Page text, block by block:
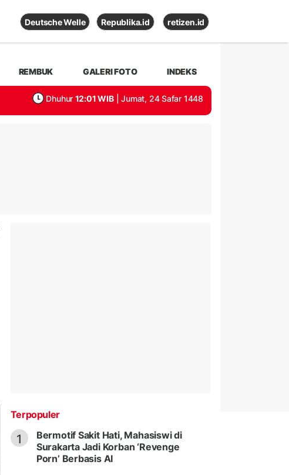
Deutsche Welle Republika.id retizen.id
REMBUK GALERI FOTO INDEKS
Dhuhur 12:01 WIB | Jumat, 24 Safar 1448
Terpopuler
1
Bermotif Sakit Hati, Mahasiswi di
Surakarta Jadi Korban ‘Revenge
Porn’ Berbasis AI